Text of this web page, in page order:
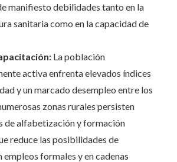
manifiesto debilidades tanto en la
sanitaria como en la capacidad de
La población
activa enfrenta elevados índices
y un marcado desempleo entre los
zonas rurales persisten
de alfabetización y formación
reduce las posibilidades de
empleos formales y en cadenas